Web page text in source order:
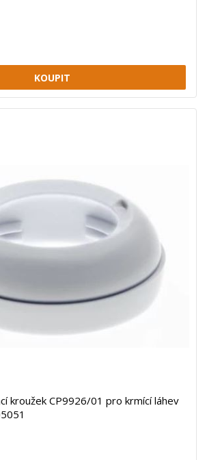
kroužek CP9926/01 pro krmící láhev